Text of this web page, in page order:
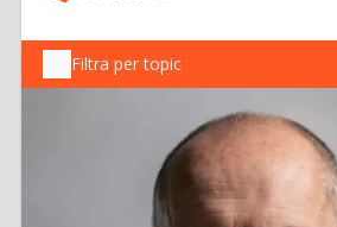
Filtra per topic